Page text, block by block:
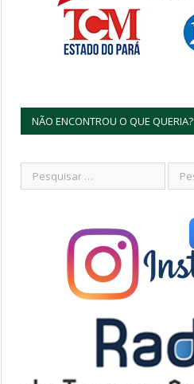
NÃO ENCONTROU O QUE QUERIA?